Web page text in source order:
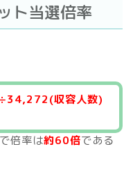
ト当選倍率
収容人数)
倍率は約60倍である